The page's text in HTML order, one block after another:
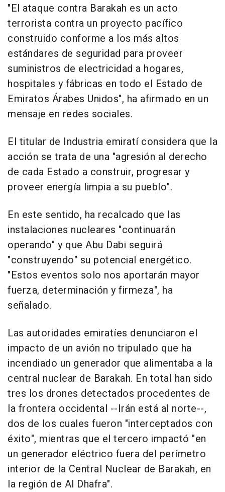
"El ataque contra Barakah es un acto
terrorista contra un proyecto pacífico
construido conforme a los más altos
estándares de seguridad para proveer
suministros de electricidad a hogares,
hospitales y fábricas en todo el Estado de
Emiratos Árabes Unidos", ha afirmado en un
mensaje en redes sociales.
El titular de Industria emiratí considera que la
acción se trata de una "agresión al derecho
de cada Estado a construir, progresar y
proveer energía limpia a su pueblo".
En este sentido, ha recalcado que las
instalaciones nucleares "continuarán
operando" y que Abu Dabi seguirá
"construyendo" su potencial energético.
"Estos eventos solo nos aportarán mayor
fuerza, determinación y firmeza", ha
señalado.
Las autoridades emiratíes denunciaron el
impacto de un avión no tripulado que ha
incendiado un generador que alimentaba a la
central nuclear de Barakah. En total han sido
tres los drones detectados procedentes de
la frontera occidental --Irán está al norte--,
dos de los cuales fueron "interceptados con
éxito", mientras que el tercero impactó "en
un generador eléctrico fuera del perímetro
interior de la Central Nuclear de Barakah, en
la región de Al Dhafra".